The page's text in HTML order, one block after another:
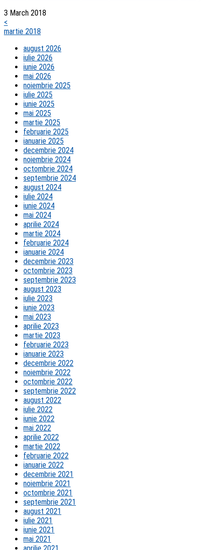
3 March 2018
<
martie 2018
august 2026
iulie 2026
iunie 2026
mai 2026
noiembrie 2025
iulie 2025
iunie 2025
mai 2025
martie 2025
februarie 2025
ianuarie 2025
decembrie 2024
noiembrie 2024
octombrie 2024
septembrie 2024
august 2024
iulie 2024
iunie 2024
mai 2024
aprilie 2024
martie 2024
februarie 2024
ianuarie 2024
decembrie 2023
octombrie 2023
septembrie 2023
august 2023
iulie 2023
iunie 2023
mai 2023
aprilie 2023
martie 2023
februarie 2023
ianuarie 2023
decembrie 2022
noiembrie 2022
octombrie 2022
septembrie 2022
august 2022
iulie 2022
iunie 2022
mai 2022
aprilie 2022
martie 2022
februarie 2022
ianuarie 2022
decembrie 2021
noiembrie 2021
octombrie 2021
septembrie 2021
august 2021
iulie 2021
iunie 2021
mai 2021